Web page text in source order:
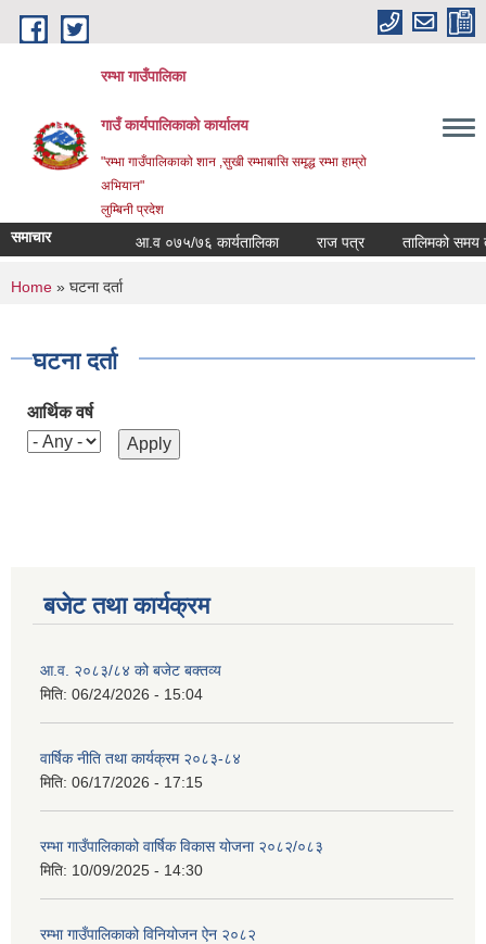
Skip to main content
रम्भा गाउँपालिका
गाउँ कार्यपालिकाको कार्यालय
"रम्भा गाउँपालिकाको शान ,सुखी रम्भाबासि समृद्ध रम्भा हाम्रो
अभियान"
लुम्बिनी प्रदेश
समाचार आ.व ०७५/७६ कार्यतालिका राज पत्र तालिमको समय
You are here
Home » घटना दर्ता
घटना दर्ता
आर्थिक वर्ष
बजेट तथा कार्यक्रम
आ.व. २०८३/८४ को बजेट बक्तव्य
मिति: 06/24/2026 - 15:04
वार्षिक नीति तथा कार्यक्रम २०८३-८४
मिति: 06/17/2026 - 17:15
रम्भा गाउँपालिकाको वार्षिक विकास योजना २०८२/०८३
मिति: 10/09/2025 - 14:30
रम्भा गाउँपालिकाको विनियोजन ऐन २०८२